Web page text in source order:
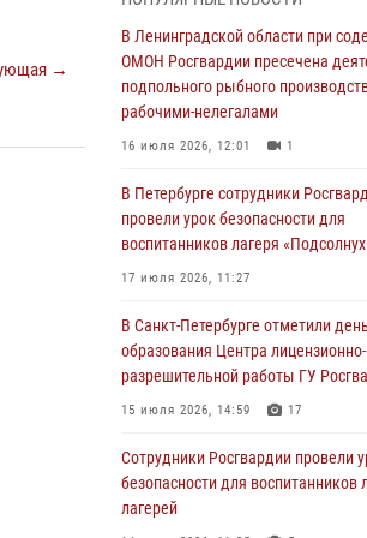
→
В Красносельском районе наряд
задержал правонарушителя,
летнему подростку
06 августа 2026, 13:39
оперативно задержали хулигана,
стрелявшего из пускового
с жилыми домами
06 августа 2026, 11:36
Сотрудники и военнослужащие
обеспечили правопорядок при
матча "Зенит" - "Балтика"
06 августа 2026, 07:30 10
В Выборгском районе наряд
обнаружил разыскиваемый
автотранспорт
В Ленинградской области при
ОМОН Росгвардии пресечена
подпольного рыбного
рабочими-нелегалами
16 июля 2026, 12:01 1
В Петербурге сотрудники
провели урок безопасности для
воспитанников лагеря
17 июля 2026, 11:27
В Санкт-Петербурге отметили день
образования Центра лицензионно-
разрешительной работы ГУ
15 июля 2026, 14:59 17
Сотрудники Росгвардии провели
безопасности для воспитанников
лагерей